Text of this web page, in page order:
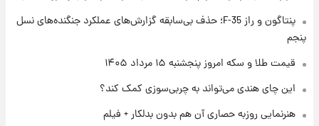
سود مشارکت چند درصد است؟
پنتاگون و راز F-35؛ حذف بی‌سابقه گزارش‌های عملکرد جنگنده‌های نسل
پنجم
قیمت طلا و سکه امروز پنجشنبه ۱۵ مرداد ۱۴۰۵
این چای هندی می‌تواند به چربی‌سوزی کمک کند؟
هنرنمایی روزبه حصاری آن هم بدون بدلکار + فیلم